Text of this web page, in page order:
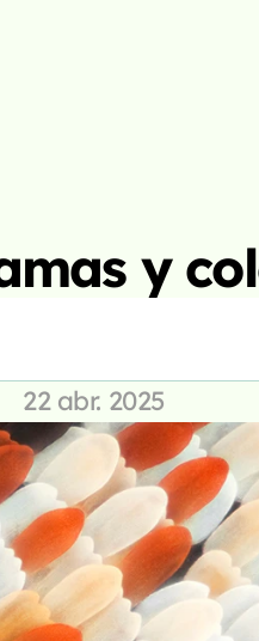
y
22 abr. 2025